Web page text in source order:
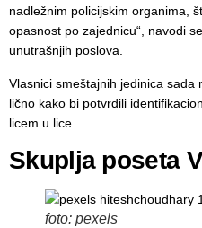
nadležnim policijskim organima,
opasnost po zajednicu“, navodi
unutrašnjih poslova.
Vlasnici smeštajnih jedinica
lično kako bi potvrdili
licem u lice.
Skuplja poseta
foto: pexels